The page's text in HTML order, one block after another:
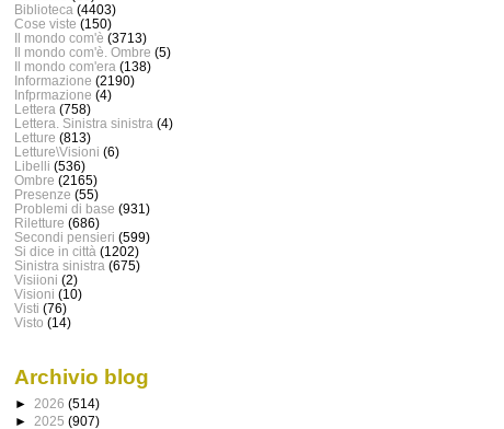
Biblioteca (4403)
Cose viste (150)
Il mondo com'è (3713)
Il mondo com'è. Ombre (5)
Il mondo com'era (138)
Informazione (2190)
Infprmazione (4)
Lettera (758)
Lettera. Sinistra sinistra (4)
Letture (813)
Letture\Visioni (6)
Libelli (536)
Ombre (2165)
Presenze (55)
Problemi di base (931)
Riletture (686)
Secondi pensieri (599)
Si dice in città (1202)
Sinistra sinistra (675)
Visiioni (2)
Visioni (10)
Visti (76)
Visto (14)
Archivio blog
► 2026 (514)
► 2025 (907)